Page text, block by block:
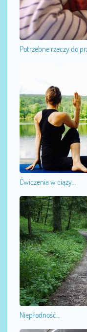
Potrzebne rzeczy do
Ćwiczenia w ciąży...
Niepłodność...